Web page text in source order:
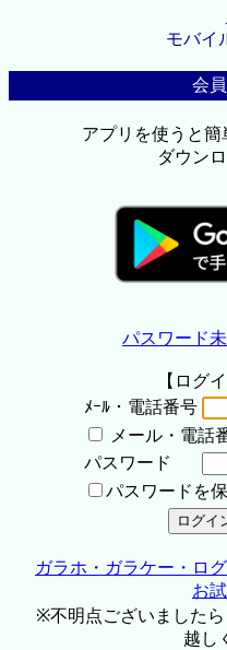
モバイ
会
アプリを使うと
ダウン
パスワード
【ログ
ﾒｰﾙ・電話番号
メール・電話
パスワード
パスワードを
ガラホ・ガラケー・ロ
お
※不明点ございました
越し